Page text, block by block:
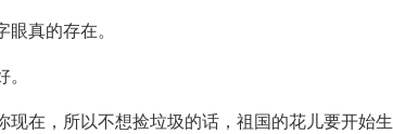
真的存在。
在，所以不想捡垃圾的话，祖国的花儿要开始生